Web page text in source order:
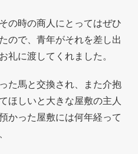
の時の商人にとってはぜひ
ので、 青年がそれを差し出
礼に渡してくれました。
た馬と交換され、また介抱
ほしいと大きな屋敷の主人
かった屋敷には何年経って